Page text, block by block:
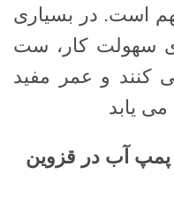
است. در بسیاری
سهولت کار، ست
کنند و عمر مفید
یابد
آب در قزوین